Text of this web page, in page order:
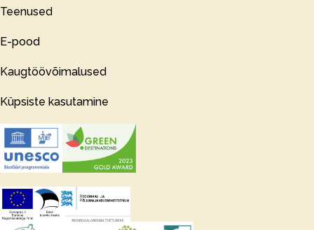
Teenused
E-pood
Kaugtöövõimalused
Küpsiste kasutamine